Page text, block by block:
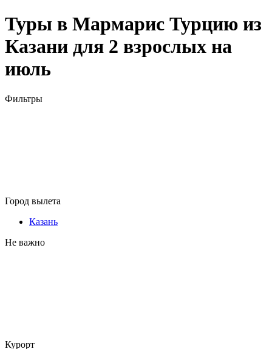
Туры в Мармарис Турцию из
Казани для 2 взрослых на
июль
Фильтры
Город вылета
Казань
Не важно
Курорт